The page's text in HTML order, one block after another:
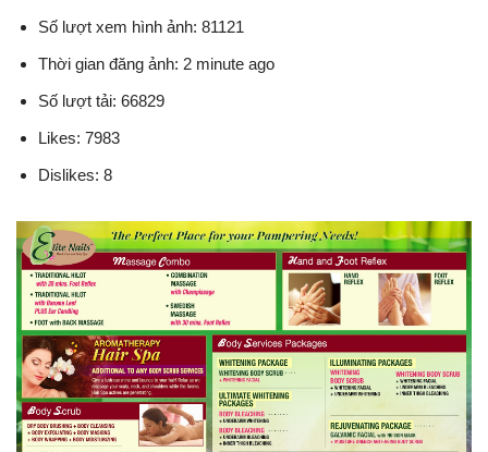
Số lượt xem hình ảnh: 81121
Thời gian đăng ảnh: 2 minute ago
Số lượt tải: 66829
Likes: 7983
Dislikes: 8